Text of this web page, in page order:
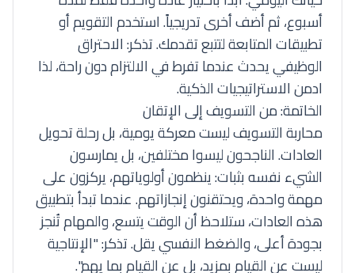
أسبوع، ثم أضف أخرى تدريجياً. استخدم التقويم أو
تطبيقات المتابعة لتتبع تقدمك. تذكر:الاحتراق
الوظيفييحدث عندما تفرط في الالتزام دون راحة، لذا
ادمن الاستراتيجيات الذكية.
الخاتمة: من التسويف إلى الإتقان
محاربة التسويف ليست معركة يومية، بل رحلة تحويل
العادات. الناجحون ليسوا مختلفين، بل يمارسون
الشيء نفسه بثبات: ينظمون أولوياتهم، يركزون على
مهمة واحدة، ويحتقنون إنجازاتهم. عندما تبدأ بتطبيق
هذه العادات، ستلاحظ أن الوقت يتسع، والمهام تُنجز
بجودة أعلى، والضغط النفسي يقل. تذكر: "الإنتاجية
ليست عن القيام بمزيد، بل عن القيام بما يهم".